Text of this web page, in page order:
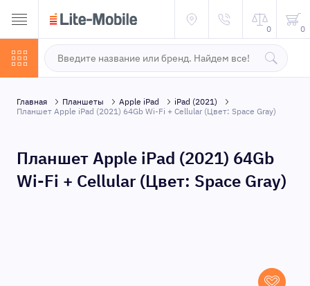
0 0
Главная Планшеты Apple iPad
iPad (2021)
Планшет Apple iPad (2021) 64Gb Wi-Fi + Cellular (Цвет: Space Gray)
Планшет Apple iPad (2021) 64Gb
Wi-Fi + Cellular (Цвет: Space Gray)